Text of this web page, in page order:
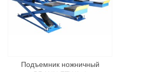
Подъемник ножничный